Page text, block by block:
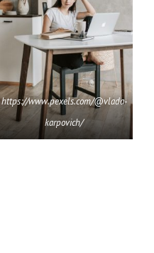
https://www.pexels.com/@vlada-
karpovich/